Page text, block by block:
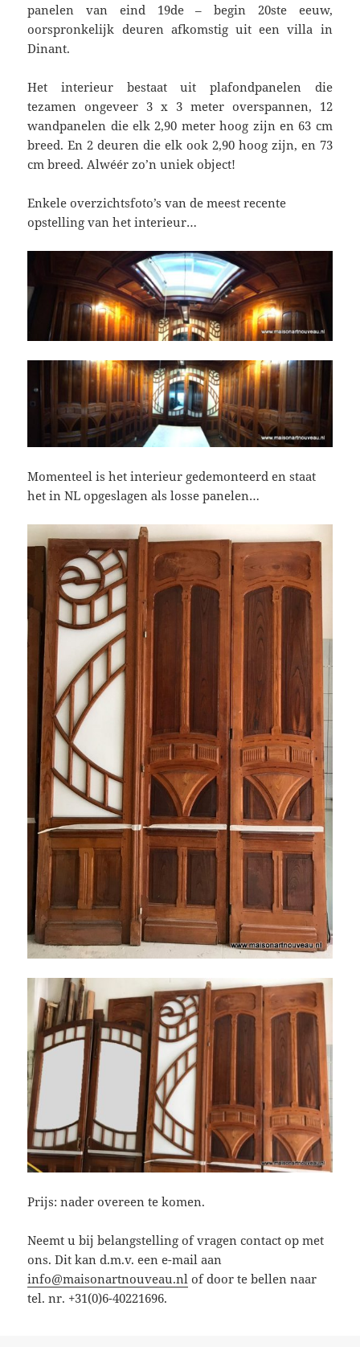
panelen van eind 19de – begin 20ste eeuw,
oorspronkelijk deuren afkomstig uit een villa in
Dinant.
Het interieur bestaat uit plafondpanelen die
tezamen ongeveer 3 x 3 meter overspannen, 12
wandpanelen die elk 2,90 meter hoog zijn en 63 cm
breed. En 2 deuren die elk ook 2,90 hoog zijn, en 73
cm breed. Alwéér zo’n uniek object!
Enkele overzichtsfoto’s van de meest recente
opstelling van het interieur…
Momenteel is het interieur gedemonteerd en staat
het in NL opgeslagen als losse panelen…
Prijs: nader overeen te komen.
Neemt u bij belangstelling of vragen contact op met
ons. Dit kan d.m.v. een e-mail aan
info@maisonartnouveau.nl of door te bellen naar
tel. nr. +31(0)6-40221696.